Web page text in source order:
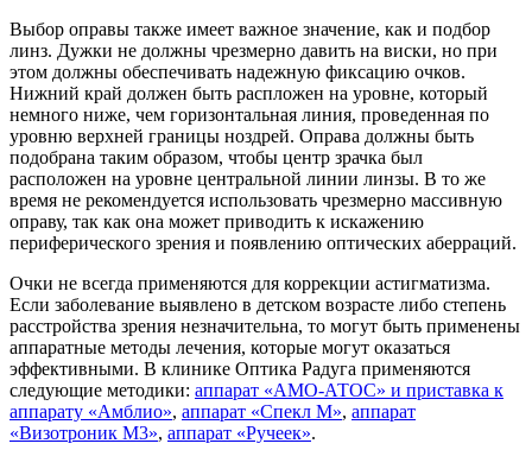
Выбор оправы также имеет важное значение, как и подбор
линз. Дужки не должны чрезмерно давить на виски, но при
этом должны обеспечивать надежную фиксацию очков.
Нижний край должен быть распложен на уровне, который
немного ниже, чем горизонтальная линия, проведенная по
уровню верхней границы ноздрей. Оправа должны быть
подобрана таким образом, чтобы центр зрачка был
расположен на уровне центральной линии линзы. В то же
время не рекомендуется использовать чрезмерно массивную
оправу, так как она может приводить к искажению
периферического зрения и появлению оптических аберраций.
Очки не всегда применяются для коррекции астигматизма.
Если заболевание выявлено в детском возрасте либо степень
расстройства зрения незначительна, то могут быть применены
аппаратные методы лечения, которые могут оказаться
эффективными. В клинике Оптика Радуга применяются
следующие методики: аппарат «АМО-АТОС» и приставка к
аппарату «Амблио», аппарат «Спекл М», аппарат
«Визотроник М3», аппарат «Ручеек».